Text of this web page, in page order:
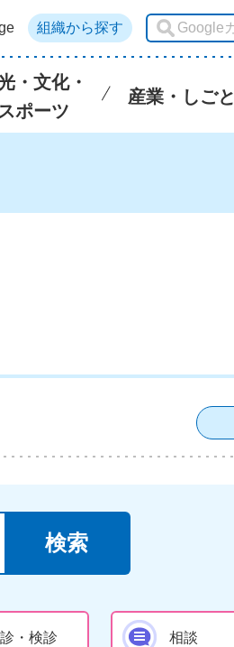
組織から探す
・文化・
スポーツ
産業・しごと
・検診 相談